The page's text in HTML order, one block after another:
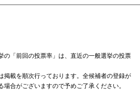
「前回の投票率」は、直近の一般選挙の投票
載を順次行っております。全候補者の登録が
合がございますので予めご了承ください。